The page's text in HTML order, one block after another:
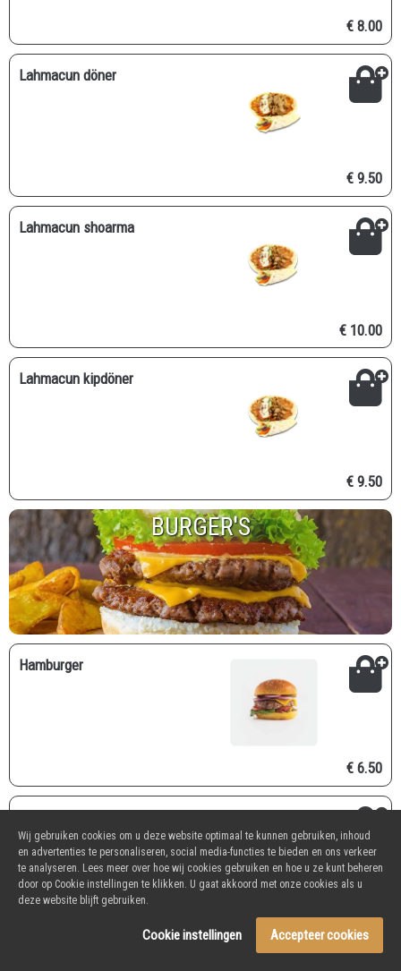
€ 8.00
Lahmacun döner
€ 9.50
Lahmacun shoarma
€ 10.00
Lahmacun kipdöner
€ 9.50
BURGER'S
Hamburger
€ 6.50
€ 8.00
Wij gebruiken cookies om u deze website optimaal te kunnen gebruiken, inhoud
en advertenties te personaliseren, social media-functies te bieden en ons verkeer
te analyseren. Lees meer over hoe wij cookies gebruiken en hoe u ze kunt beheren
door op Cookie instellingen te klikken. U gaat akkoord met onze cookies als u
deze website blijft gebruiken.
Cookie instellingen Accepteer cookies